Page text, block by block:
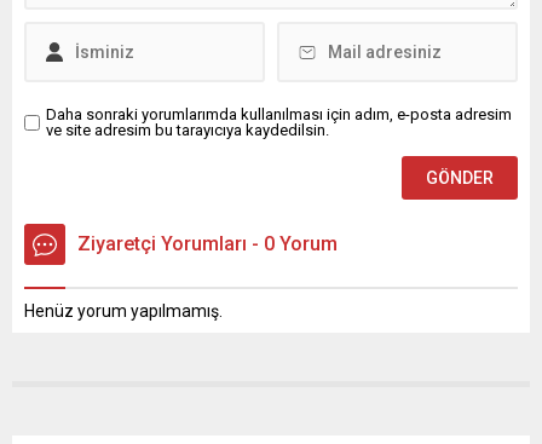
Daha sonraki yorumlarımda kullanılması için adım, e-posta adresim
ve site adresim bu tarayıcıya kaydedilsin.
Ziyaretçi Yorumları - 0 Yorum
Henüz yorum yapılmamış.